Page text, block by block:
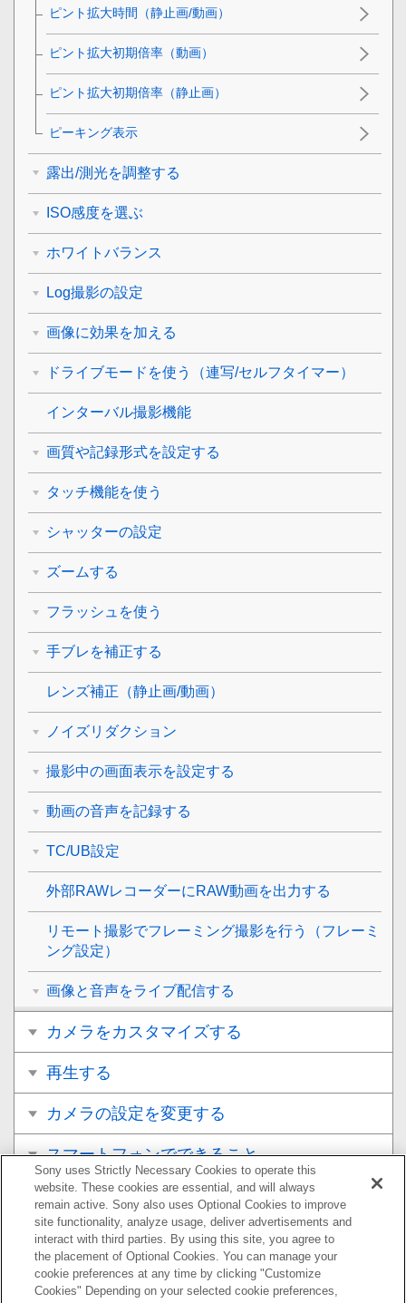
ピント拡大時間 （静止画/動画）
ピント拡大初期倍率 （動画）
ピント拡大初期倍率 （静止画）
ピーキング表示
露出/測光を調整する
ISO感度を選ぶ
ホワイトバランス
Log撮影の設定
画像に効果を加える
ドライブモードを使う（連写/セルフタイマー）
インターバル撮影機能
画質や記録形式を設定する
タッチ機能を使う
シャッターの設定
ズームする
フラッシュを使う
手ブレを補正する
レンズ補正 （静止画/動画）
ノイズリダクション
撮影中の画面表示を設定する
動画の音声を記録する
TC/UB設定
外部RAWレコーダーにRAW動画を出力する
リモート撮影でフレーミング撮影を行う（フレーミ
ング設定）
画像と音声をライブ配信する
カメラをカスタマイズする
再生する
カメラの設定を変更する
スマートフォンでできること
パソコンでできること
クラウドサービスを利用する
資料
Sony uses Strictly Necessary Cookies to operate this
website. These cookies are essential, and will always
remain active. Sony also uses Optional Cookies to improve
site functionality, analyze usage, deliver advertisements and
interact with third parties. By using this site, you agree to
the placement of Optional Cookies. You can manage your
cookie preferences at any time by clicking "Customize
Cookies" Depending on your selected cookie preferences,